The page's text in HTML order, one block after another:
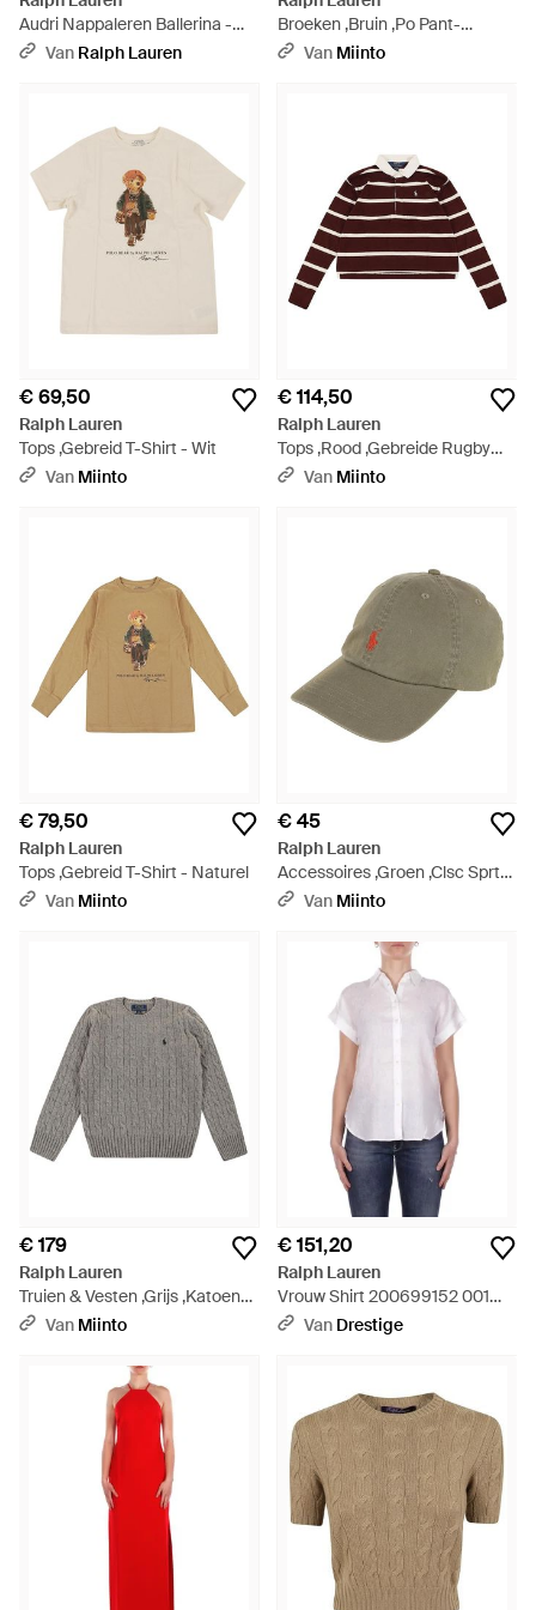
Audri Nappaleren Ballerina -
Zwart
Van Ralph Lauren
Broeken ,Bruin ,Po Pant-
Bottoms-Pant - Bruin
Van Miinto
€ 69,50
Ralph Lauren
Tops ,Gebreid T-Shirt - Wit
Van Miinto
€ 114,50
Ralph Lauren
Tops ,Rood ,Gebreide Rugby
Trui - Rood
Van Miinto
€ 79,50
Ralph Lauren
Tops ,Gebreid T-Shirt - Naturel
Van Miinto
€ 45
Ralph Lauren
Accessoires ,Groen ,Clsc Sprt
Cp - Groen
Van Miinto
€ 179
Ralph Lauren
Truien & Vesten ,Grijs ,Katoen
Kabeltrui - Grijs
Van Miinto
€ 151,20
Ralph Lauren
Vrouw Shirt 200699152 001
Bouillon Korte Mouw Shirt Wit -
Van Drestige